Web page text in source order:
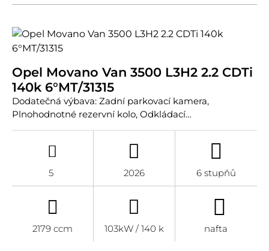
Opel Movano Van 3500 L3H2 2.2 CDTi
140k 6°MT/31315
Dodatečná výbava: Zadní parkovací kamera,
Plnohodnotné rezervní kolo, Odkládací…
5 2026 6 stupňů
2179 ccm 103kW / 140 k nafta